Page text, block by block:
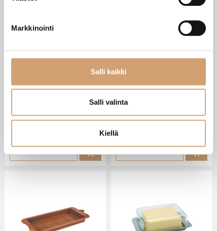
Markkinointi
Salli kaikki
Salli valinta
Kiellä
Heti saatavilla verkkokaupasta
Lue lisää
Heti saatavilla verkkokaupasta
29,90
Lue lisää